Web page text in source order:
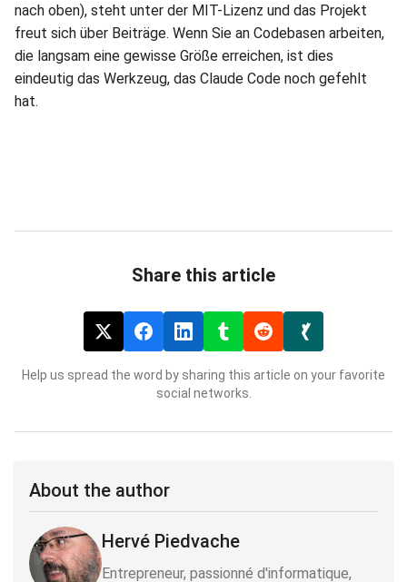
nach oben), steht unter der MIT-Lizenz und das Projekt
freut sich über Beiträge. Wenn Sie an Codebasen arbeiten,
die langsam eine gewisse Größe erreichen, ist dies
eindeutig das Werkzeug, das Claude Code noch gefehlt
hat.
Share this article
Help us spread the word by sharing this article on your favorite
social networks.
About the author
Hervé Piedvache
Entrepreneur, passionné d'informatique,